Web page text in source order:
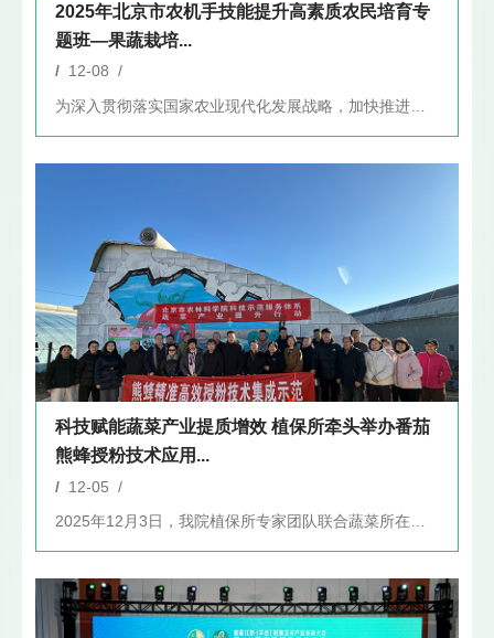
2025年北京市农机手技能提升高素质农民培育专
题班—果蔬栽培...
/ 12-08 /
科技赋能蔬菜产业提质增效 植保所牵头举办番茄
熊蜂授粉技术应用...
/ 12-05 /